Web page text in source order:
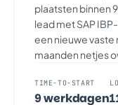
plaatsten binnen
lead met SAP
een nieuwe vaste
maanden netjes
TIME-TO-START
9 werkdagen